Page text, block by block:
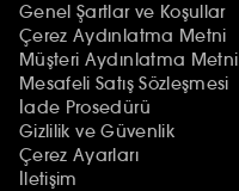
Genel Şartlar ve Koşullar
Çerez Aydınlatma Metni
Müşteri Aydınlatma Metni
Mesafeli Satış Sözleşmesi
İade Prosedürü
Gizlilik ve Güvenlik
Çerez Ayarları
İletişim